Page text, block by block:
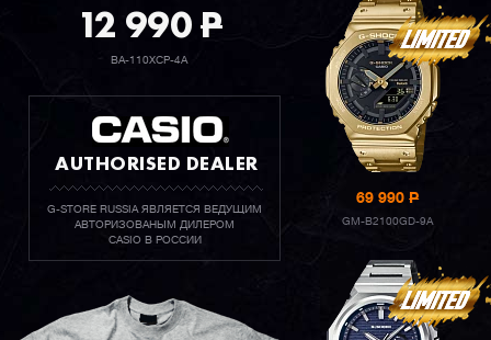
12 990P
BA-110XCP-4A
AUTHORISED DEALER
G-STORE RUSSIA ЯВЛЯЕТСЯ ВЕДУЩИМ
АВТОРИЗОВАНЫМ ДИЛЕРОМ
CASIO В РОССИИ
69 990P
GM-B2100GD-9A